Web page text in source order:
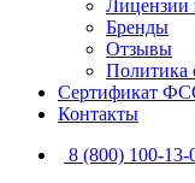
Лицензии
Бренды
Отзывы
Политика
Сертификат
Контакты
8 (800) 100-13-